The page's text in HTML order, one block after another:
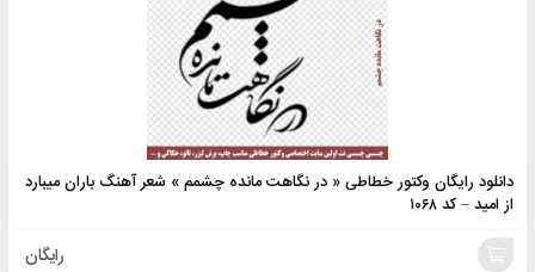
دانلود رایگان وکتور خطاطی « در نگاهت مانده چشمم » شعر آهنگ باران میبارد
از امید – کد ۱۰۶۸
رایگان